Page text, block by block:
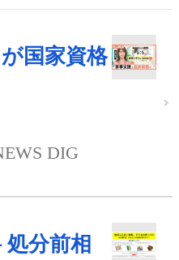
国家資格
DIG
分前相